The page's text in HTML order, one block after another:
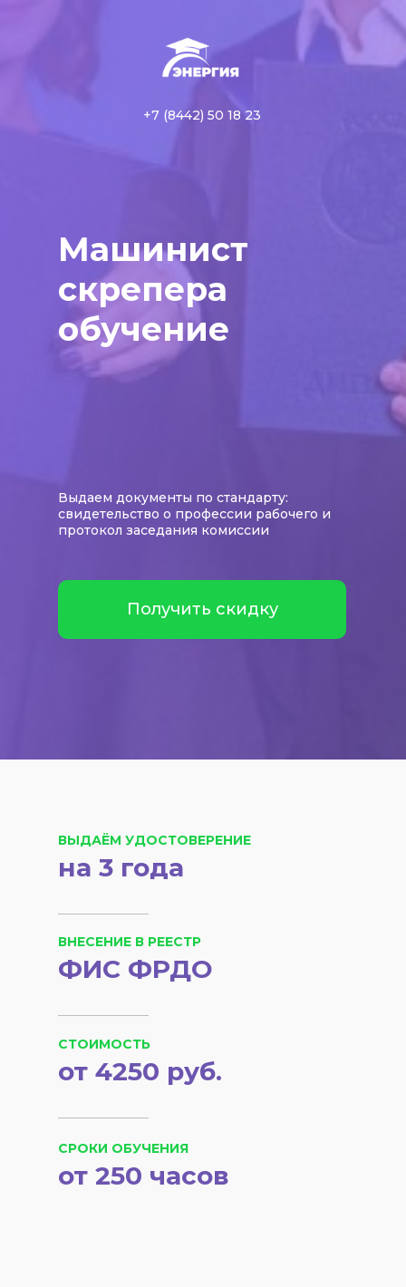
Машинист
скрепера
обучение
Выдаем документы по стандарту:
свидетельство о профессии рабочего и
протокол заседания комиссии
+7 (8442) 50 18 23
Получить скидку
ВЫДАЁМ УДОСТОВЕРЕНИЕ
на 3 года
ВНЕСЕНИЕ В РЕЕСТР
ФИС ФРДО
СРОКИ ОБУЧЕНИЯ
СТОИМОСТЬ
от 250 часов
от 4250 руб.